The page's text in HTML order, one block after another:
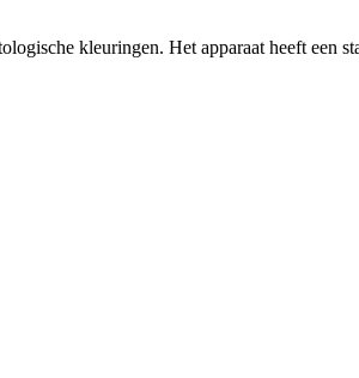
kleuringen. Het apparaat heeft een